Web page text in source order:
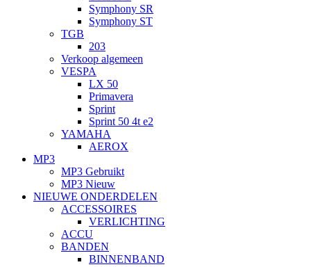
Symphony SR
Symphony ST
TGB
203
Verkoop algemeen
VESPA
LX 50
Primavera
Sprint
Sprint 50 4t e2
YAMAHA
AEROX
MP3
MP3 Gebruikt
MP3 Nieuw
NIEUWE ONDERDELEN
ACCESSOIRES
VERLICHTING
ACCU
BANDEN
BINNENBAND